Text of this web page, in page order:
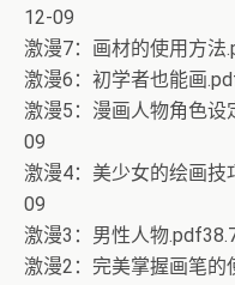
12-09
激漫7：画材的使用方
激漫6：初学者也能画
激漫5：漫画人物角色
09
激漫4：美少女的绘画
09
激漫3：男性人物
激漫2：完美掌握画笔